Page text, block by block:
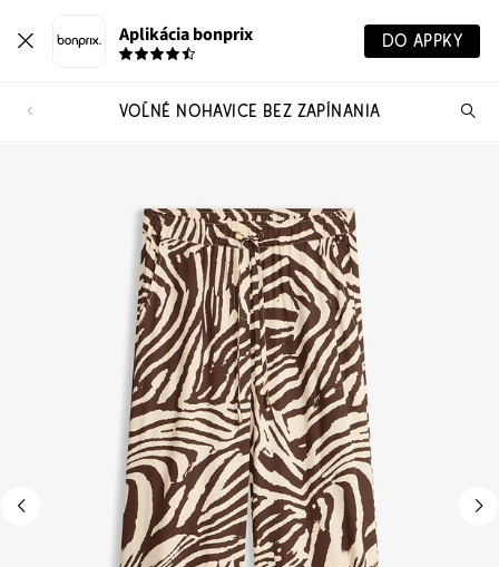
Aplikácia bonprix DO APPKY
VOĽNÉ NOHAVICE BEZ ZAPÍNANIA